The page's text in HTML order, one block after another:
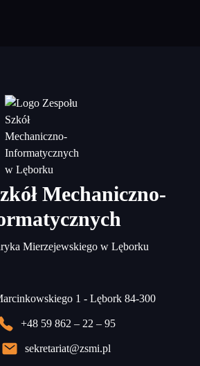
Mechaniczno-
Mierzejewskiego w Lęborku
1 - Lębork 84-300
+48 59 862 – 22 – 95
sekretariat@zsmi.pl